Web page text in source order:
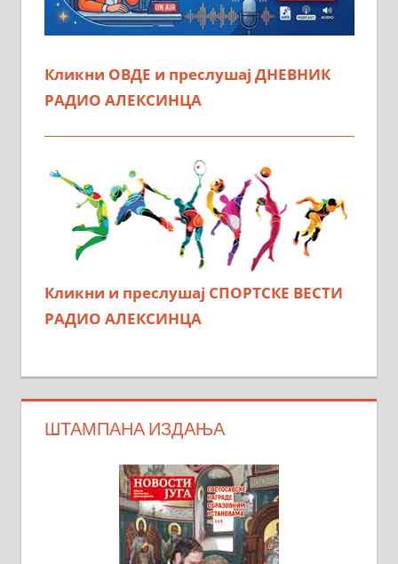
Кликни ОВДЕ и преслушај ДНЕВНИК
РАДИО АЛЕКСИНЦА
Кликни и преслушај СПОРТСКЕ ВЕСТИ
РАДИО АЛЕКСИНЦА
ШТАМПАНА ИЗДАЊА